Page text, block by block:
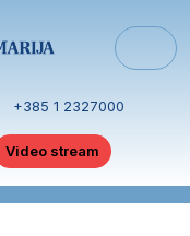
+385 1 2327000
Video stream